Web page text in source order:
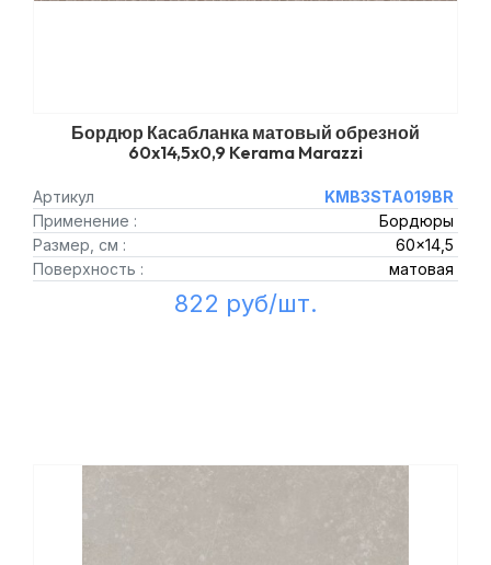
Бордюр Касабланка матовый обрезной
60x14,5x0,9 Kerama Marazzi
Артикул
KMB3STA019BR
Применение :
Бордюры
Размер, см :
60x14,5
Поверхность :
матовая
822 руб/шт.